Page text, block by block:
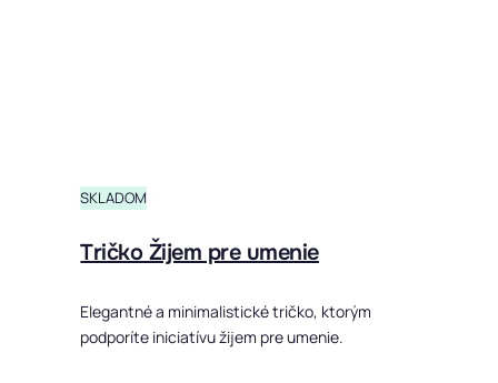
SKLADOM
Tričko Žijem pre umenie
Elegantné a minimalistické tričko, ktorým
podporíte iniciatívu žijem pre umenie.